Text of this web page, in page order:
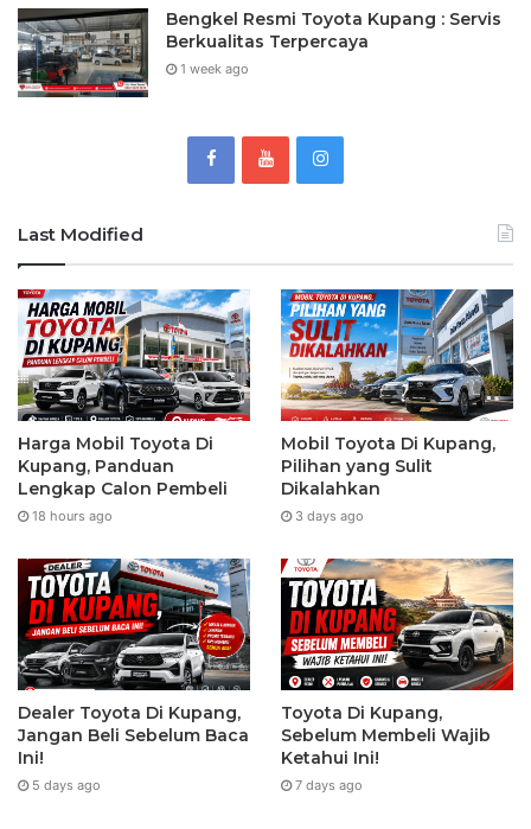
Bengkel Resmi Toyota Kupang : Servis
Berkualitas Terpercaya
1 week ago
Last Modified
Harga Mobil Toyota Di
Kupang, Panduan
Lengkap Calon Pembeli
18 hours ago
Mobil Toyota Di Kupang,
Pilihan yang Sulit
Dikalahkan
3 days ago
Dealer Toyota Di Kupang,
Jangan Beli Sebelum Baca
Ini!
5 days ago
Toyota Di Kupang,
Sebelum Membeli Wajib
Ketahui Ini!
7 days ago